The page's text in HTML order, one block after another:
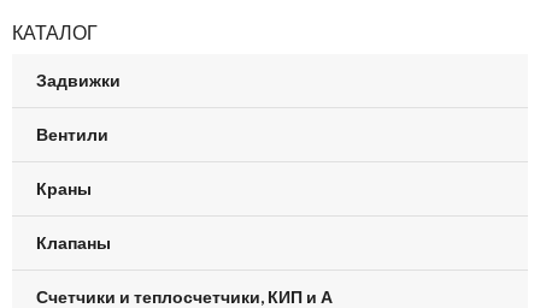
КАТАЛОГ
Задвижки
Вентили
Краны
Клапаны
Счетчики и теплосчетчики, КИП и А